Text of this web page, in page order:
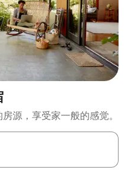
源，享受家一般的感觉。
键查看，或通过点击或滑动手势